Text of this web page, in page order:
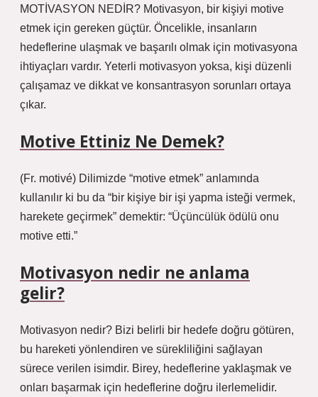
MOTİVASYON NEDİR? Motivasyon, bir kişiyi motive
etmek için gereken güçtür. Öncelikle, insanların
hedeflerine ulaşmak ve başarılı olmak için motivasyona
ihtiyaçları vardır. Yeterli motivasyon yoksa, kişi düzenli
çalışamaz ve dikkat ve konsantrasyon sorunları ortaya
çıkar.
Motive Ettiniz Ne Demek?
(Fr. motivé) Dilimizde “motive etmek” anlamında
kullanılır ki bu da “bir kişiye bir işi yapma isteği vermek,
harekete geçirmek” demektir: “Üçüncülük ödülü onu
motive etti.”
Motivasyon nedir ne anlama
gelir?
Motivasyon nedir? Bizi belirli bir hedefe doğru götüren,
bu hareketi yönlendiren ve sürekliliğini sağlayan
sürece verilen isimdir. Birey, hedeflerine yaklaşmak ve
onları başarmak için hedeflerine doğru ilerlemelidir.